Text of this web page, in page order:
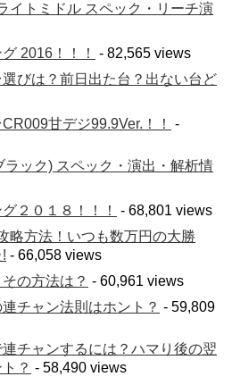
イトミドル スペック・リーチ演
2016！！！
- 82,565 views
びは？前日出た台？出ない台ど
甘デジ99.9Ver.！！
-
ック) スペック・演出・解析情
２０１８！！！
- 68,801 views
略方法！いつも数万円の大勝
- 66,058 views
の方法は？ - 60,961 views
チャン法則はホント？ - 59,809
チャンするには？ハマり後の翌
？ - 58,490 views